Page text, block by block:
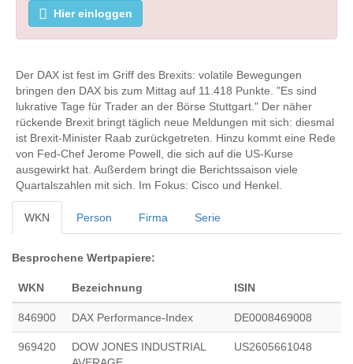
Hier einloggen
Der DAX ist fest im Griff des Brexits: volatile Bewegungen
bringen den DAX bis zum Mittag auf 11.418 Punkte. "Es sind
lukrative Tage für Trader an der Börse Stuttgart." Der näher
rückende Brexit bringt täglich neue Meldungen mit sich: diesmal
ist Brexit-Minister Raab zurückgetreten. Hinzu kommt eine Rede
von Fed-Chef Jerome Powell, die sich auf die US-Kurse
ausgewirkt hat. Außerdem bringt die Berichtssaison viele
Quartalszahlen mit sich. Im Fokus: Cisco und Henkel.
WKN Person Firma Serie
Besprochene Wertpapiere:
WKN Bezeichnung ISIN
846900 DAX Performance-Index DE0008469008
969420
DOW JONES INDUSTRIAL
US2605661048